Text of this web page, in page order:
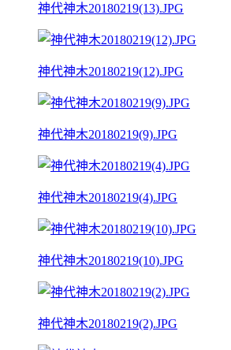
神代神木20180219(13).JPG
神代神木20180219(12).JPG
神代神木20180219(9).JPG
神代神木20180219(4).JPG
神代神木20180219(10).JPG
神代神木20180219(2).JPG